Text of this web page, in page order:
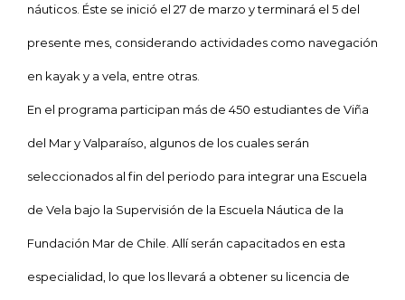
náuticos. Éste se inició el 27 de marzo y terminará el 5 del
presente mes, considerando actividades como navegación
en kayak y a vela, entre otras.
En el programa participan más de 450 estudiantes de Viña
del Mar y Valparaíso, algunos de los cuales serán
seleccionados al fin del periodo para integrar una Escuela
de Vela bajo la Supervisión de la Escuela Náutica de la
Fundación Mar de Chile. Allí serán capacitados en esta
especialidad, lo que los llevará a obtener su licencia de